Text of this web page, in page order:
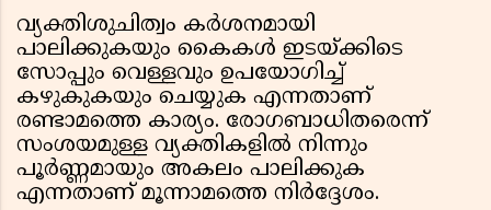
വ്യക്തിശുചിത്വം കർശനമായി
പാലിക്കുകയും കൈകൾ ഇടയ്ക്കിടെ
സോപ്പും വെള്ളവും ഉപയോഗിച്ച്
കഴുകുകയും ചെയ്യുക എന്നതാണ്
രണ്ടാമത്തെ കാര്യം. രോഗബാധിതരെന്ന്
സംശയമുള്ള വ്യക്തികളിൽ നിന്നും
പൂർണ്ണമായും അകലം പാലിക്കുക
എന്നതാണ് മൂന്നാമത്തെ നിർദ്ദേശം.